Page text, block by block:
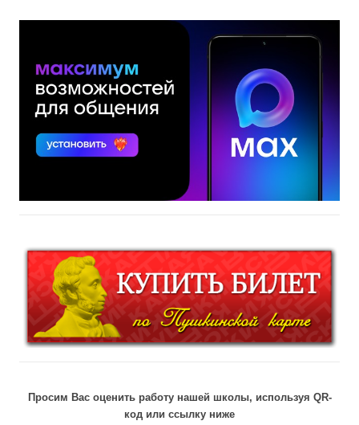
Просим Вас оценить работу нашей школы, используя QR-
код или ссылку ниже